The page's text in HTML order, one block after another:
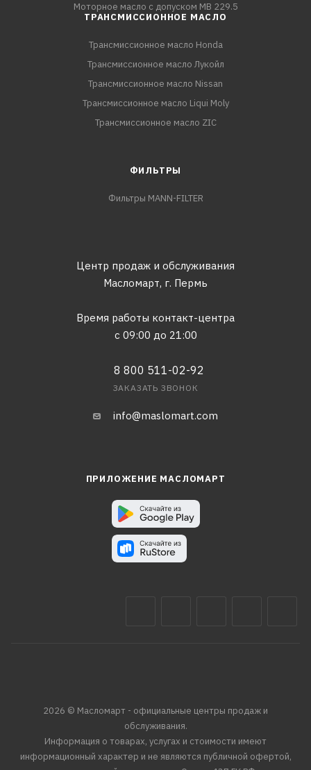
Моторное масло с допуском MB 229.5
ТРАНСМИССИОННОЕ МАСЛО
Трансмиссионное масло Honda
Трансмиссионное масло Лукойл
Трансмиссионное масло Nissan
Трансмиссионное масло Liqui Moly
Трансмиссионное масло ZIC
ФИЛЬТРЫ
Фильтры MANN-FILTER
Центр продаж и обслуживания
Масломарт, г. Пермь
Время работы контакт-центра
с 09:00 до 21:00
8 800 511-02-92
ЗАКАЗАТЬ ЗВОНОК
info@maslomart.com
ПРИЛОЖЕНИЕ МАСЛОМАРТ
2026 © Масломарт - официальные центры продаж и
обслуживания.
Информация о товарах, услугах и стоимости имеют
информационный характер и не являются публичной офертой,